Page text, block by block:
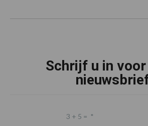
Schrijf u in voor
3 + 5 = *